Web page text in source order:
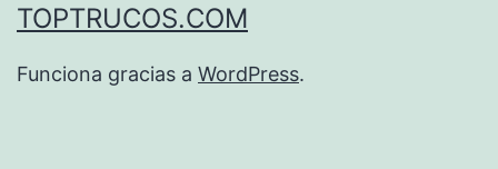
TOPTRUCOS.COM
Funciona gracias a WordPress.